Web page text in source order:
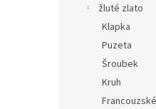
žluté zlato
Klapka
Puzeta
Šroubek
Kruh